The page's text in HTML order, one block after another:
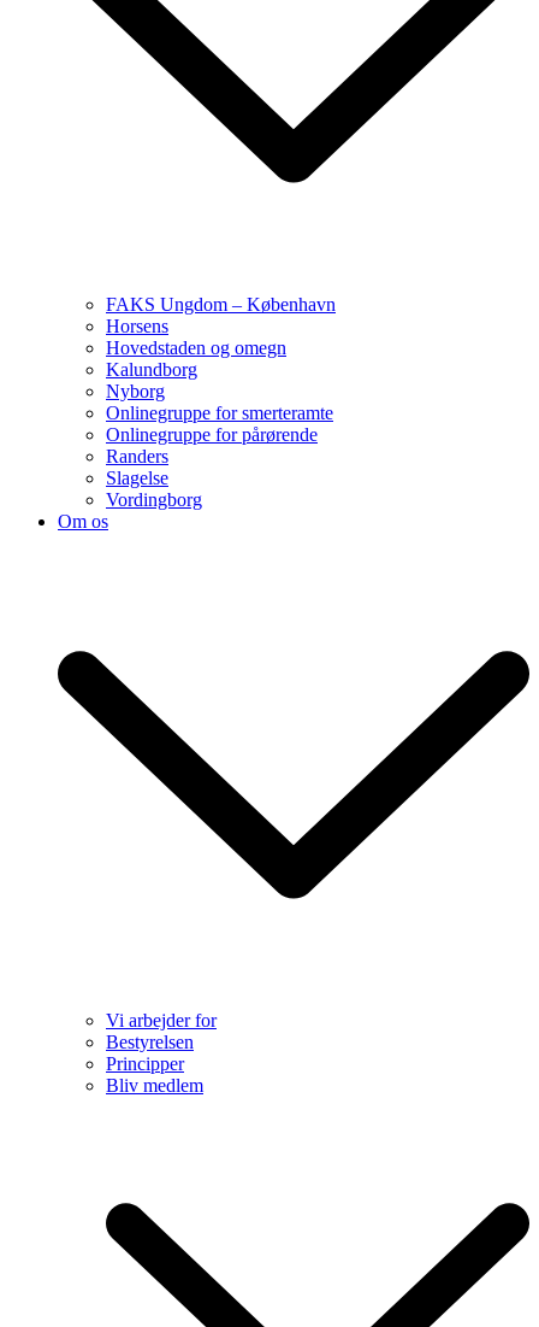
FAKS Ungdom – København
Horsens
Hovedstaden og omegn
Kalundborg
Nyborg
Onlinegruppe for smerteramte
Onlinegruppe for pårørende
Randers
Slagelse
Vordingborg
Om os
Vi arbejder for
Bestyrelsen
Principper
Bliv medlem